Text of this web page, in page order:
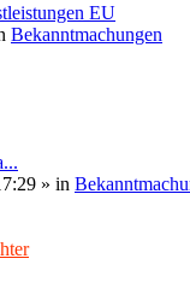
EU
Bekanntmachungen
» in